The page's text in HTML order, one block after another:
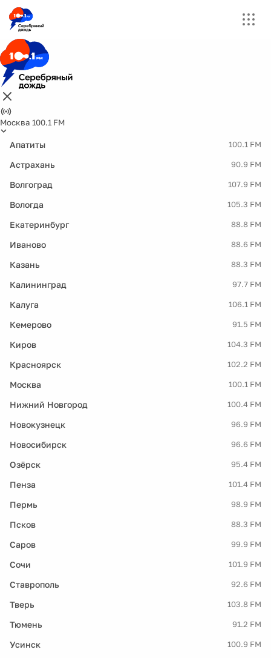
Москва 100.1 FM
Апатиты 100.1 FM
Астрахань 90.9 FM
Волгоград 107.9 FM
Вологда 105.3 FM
Екатеринбург 88.8 FM
Иваново 88.6 FM
Казань 88.3 FM
Калининград 97.7 FM
Калуга 106.1 FM
Кемерово 91.5 FM
Киров 104.3 FM
Красноярск 102.2 FM
Москва 100.1 FM
Нижний Новгород 100.4 FM
Новокузнецк 96.9 FM
Новосибирск 96.6 FM
Озёрск 95.4 FM
Пенза 101.4 FM
Пермь 98.9 FM
Псков 88.3 FM
Саров 99.9 FM
Сочи 101.9 FM
Ставрополь 92.6 FM
Тверь 103.8 FM
Тюмень 91.2 FM
Усинск 100.9 FM